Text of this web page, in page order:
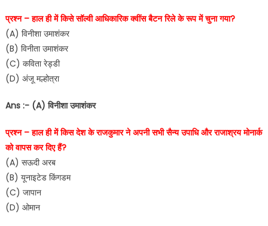
प्रश्न – हाल ही में किसे सॉल्वी आधिकारिक क्वींस बैटन रिले के रूप में चुना गया?
(A) विनीशा उमाशंकर
(B) विनीता उमाशंकर
(C) कविता रेड्डी
(D) अंजू मल्होत्रा
Ans :- (A) विनीशा उमाशंकर
प्रश्न – हाल ही में किस देश के राजकुमार ने अपनी सभी सैन्य उपाधि और राजाश्रय मोनार्क
को वापस कर दिए हैं?
(A) सऊदी अरब
(B) यूनाइटेड किंगडम
(C) जापान
(D) ओमान